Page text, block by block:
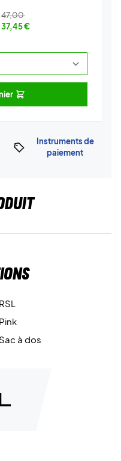
47,00
37,45€
Instruments de
paiement
RSL
Pink
Sac à dos